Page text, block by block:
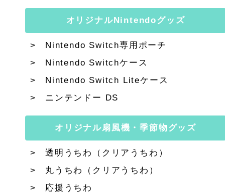
オリジナルNintendoグッズ
Nintendo Switch専用ポーチ
Nintendo Switchケース
Nintendo Switch Liteケース
ニンテンドー DS
オリジナル扇風機・季節物グッズ
透明うちわ（クリアうちわ）
丸うちわ（クリアうちわ）
応援うちわ